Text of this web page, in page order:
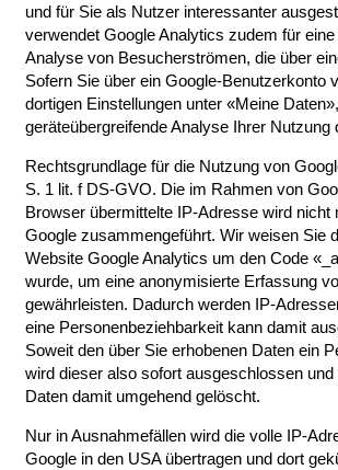
und für Sie als Nutzer interessanter
verwendet Google Analytics zudem für
Analyse von Besucherströmen, die über
Sofern Sie über ein Google-Benutzerkonto
dortigen Einstellungen unter «Meine
geräteübergreifende Analyse Ihrer Nutzung
Rechtsgrundlage für die Nutzung von
S. 1 lit. f DS-GVO. Die im Rahmen von
Browser übermittelte IP-Adresse wird nicht
Google zusammengeführt. Wir weisen Sie
Website Google Analytics um den Code
wurde, um eine anonymisierte Erfassung
gewährleisten. Dadurch werden IP-
eine Personenbeziehbarkeit kann damit
Soweit den über Sie erhobenen Daten ein
wird dieser also sofort ausgeschlossen
Daten damit umgehend gelöscht.
Nur in Ausnahmefällen wird die volle IP-
Google in den USA übertragen und dort